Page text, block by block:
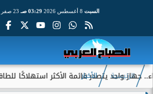
السبت 03:29 صـ 23 صفر 1448
يتصدر قائمة الأكثر استهلاكًا للطاقة
الرئيسية الأخبار